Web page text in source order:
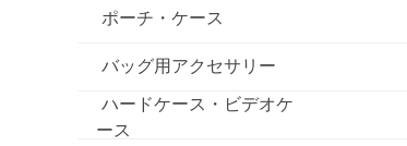
ポーチ・ケース
バッグ用アクセサリー
ハードケース・ビデオケ
ース